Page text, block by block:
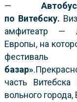
—
по Витебску.
амфитеатр —
Европы, на
базар»
часть
вольного